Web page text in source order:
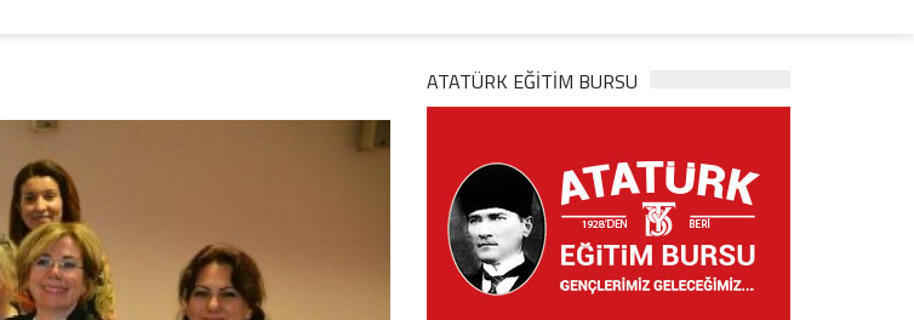
ATATÜRK EĞITIM BURSU